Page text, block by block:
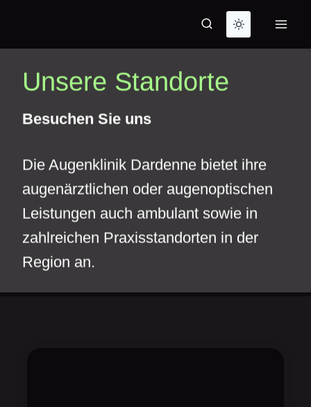
Unsere Standorte
Besuchen Sie uns
Die Augenklinik Dardenne bietet ihre
augenärztlichen oder augenoptischen
Leistungen auch ambulant sowie in
zahlreichen Praxisstandorten in der
Region an.